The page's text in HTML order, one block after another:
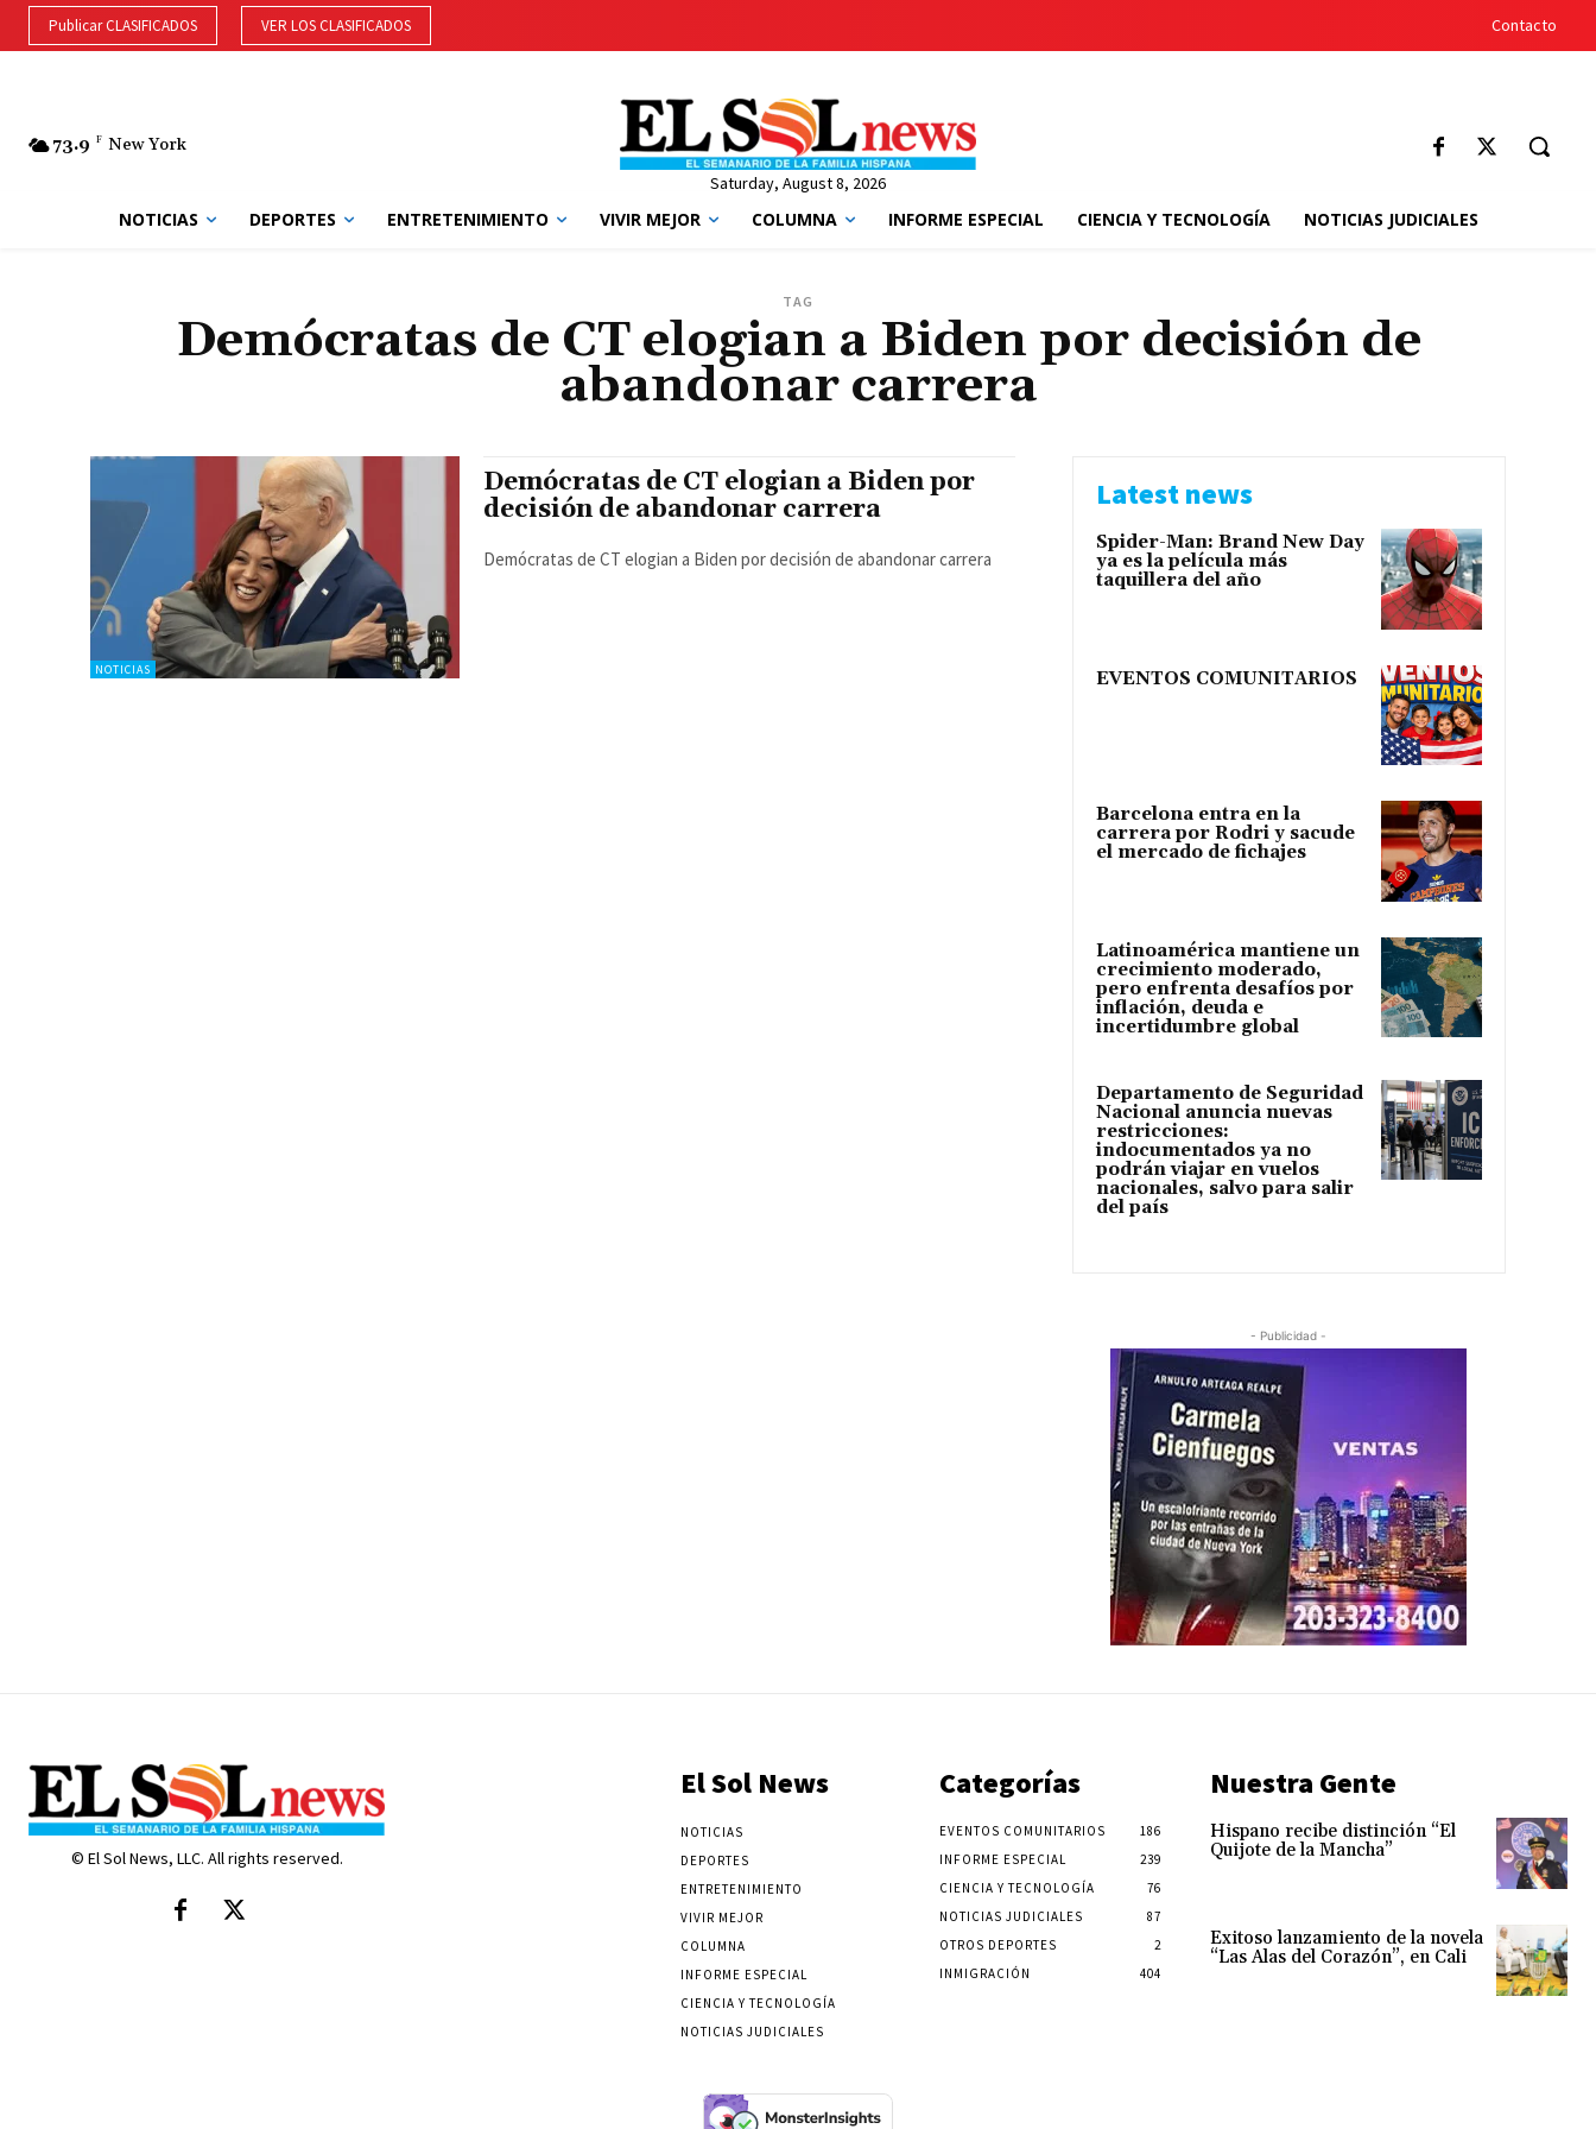
Publicar CLASIFICADOS VER LOS CLASIFICADOS Contacto
73.9 F New York
Saturday, August 8, 2026
NOTICIAS DEPORTES ENTRETENIMIENTO VIVIR MEJOR COLUMNA INFORME ESPECIAL CIENCIA Y TECNOLOGÍA NOTICIAS JUDICIALES
TAG
Demócratas de CT elogian a Biden por decisión de
abandonar carrera
NOTICIAS
Demócratas de CT elogian a Biden por
decisión de abandonar carrera
Demócratas de CT elogian a Biden por decisión de abandonar carrera
Latest news
Spider-Man: Brand New Day
ya es la película más
taquillera del año
EVENTOS COMUNITARIOS
Barcelona entra en la
carrera por Rodri y sacude
el mercado de fichajes
Latinoamérica mantiene un
crecimiento moderado,
pero enfrenta desafíos por
inflación, deuda e
incertidumbre global
Departamento de Seguridad
Nacional anuncia nuevas
restricciones:
indocumentados ya no
podrán viajar en vuelos
nacionales, salvo para salir
del país
- Publicidad -
© El Sol News, LLC. All rights reserved.
El Sol News
NOTICIAS
DEPORTES
ENTRETENIMIENTO
VIVIR MEJOR
COLUMNA
INFORME ESPECIAL
CIENCIA Y TECNOLOGÍA
NOTICIAS JUDICIALES
Categorías
EVENTOS COMUNITARIOS
186
INFORME ESPECIAL
239
CIENCIA Y TECNOLOGÍA
76
NOTICIAS JUDICIALES
87
OTROS DEPORTES
2
INMIGRACIÓN
404
Nuestra Gente
Hispano recibe distinción “El
Quijote de la Mancha”
Exitoso lanzamiento de la novela
“Las Alas del Corazón”, en Cali